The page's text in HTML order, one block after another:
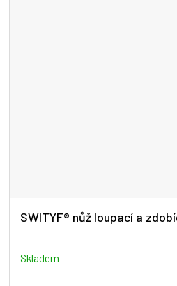
SWITYF® nůž loupací a
Skladem